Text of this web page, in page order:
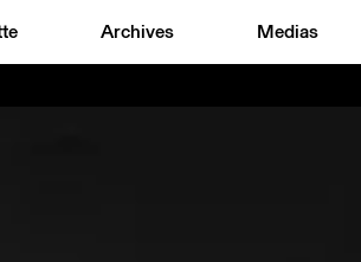
Archives Medias